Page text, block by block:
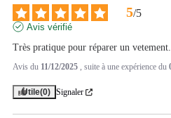
5/5
Avis vérifié
Très pratique pour réparer un vetement.
Avis du 11/12/2025 , suite à une expérience du
Utile(0) Signaler